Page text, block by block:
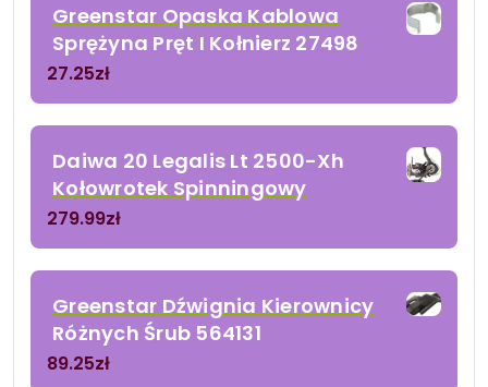
Greenstar Opaska Kablowa
Sprężyna Pręt I Kołnierz 27498
27.25zł
Daiwa 20 Legalis Lt 2500-Xh
Kołowrotek Spinningowy
279.99zł
Greenstar Dźwignia Kierownicy
Różnych Śrub 564131
89.25zł